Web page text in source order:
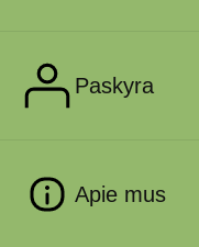
Paskyra
Apie mus